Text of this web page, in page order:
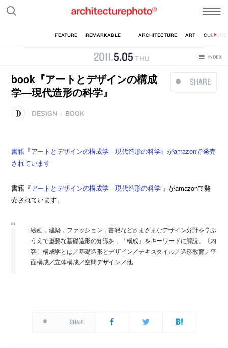
2011.5.05 THU
SHARE
book『アートとデザインの構成
学―現代造形の科学』
DESIGN BOOK
書籍『アートとデザインの構成学―現代造形の科学』がamazonで発売
されています
書籍『アートとデザインの構成学―現代造形の科学 』がamazonで発
売されています。
絵画，建築，ファッション，書籍などさまざまなデザイン分野を学ぶ
うえで重要な基礎造形の知識を，「構成」をキーワードに解説。〔内
容〕構成学とは／基礎造形とデザイン／テキスタイル／造形教育／平
面構成／立体構成／空間デザイン／他
SHARE